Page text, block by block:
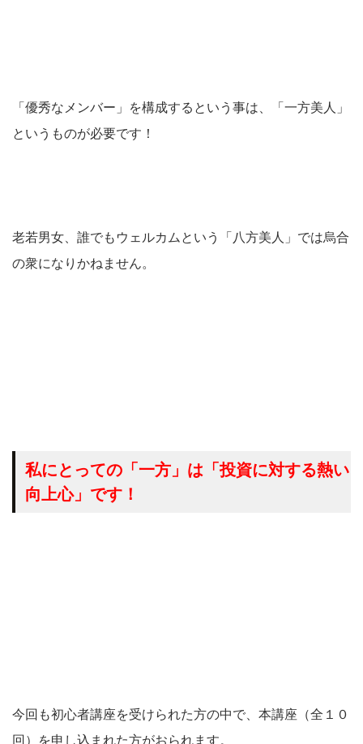
「優秀なメンバー」を構成するという事は、「一方美人」
というものが必要です！
老若男女、誰でもウェルカムという「八方美人」では烏合
の衆になりかねません。
私にとっての「一方」は「投資に対する熱い
向上心」です！
今回も初心者講座を受けられた方の中で、本講座（全１０
回）を申し込まれた方がおられます。